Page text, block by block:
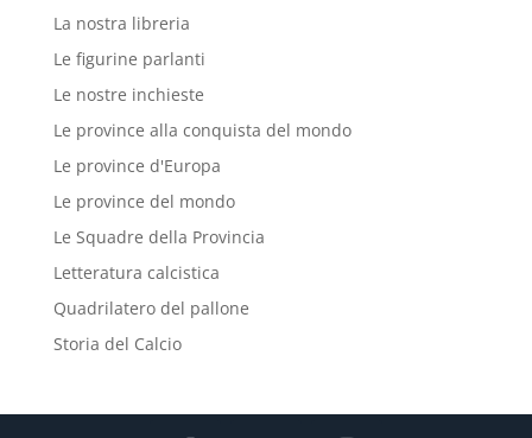
La nostra libreria
Le figurine parlanti
Le nostre inchieste
Le province alla conquista del mondo
Le province d'Europa
Le province del mondo
Le Squadre della Provincia
Letteratura calcistica
Quadrilatero del pallone
Storia del Calcio